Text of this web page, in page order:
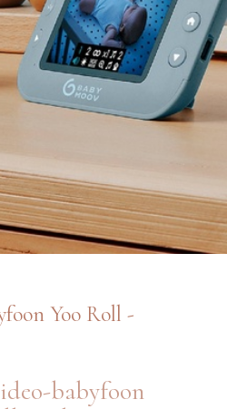
Yoo Roll -
babyfoon